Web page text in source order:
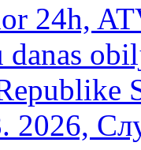
24h,